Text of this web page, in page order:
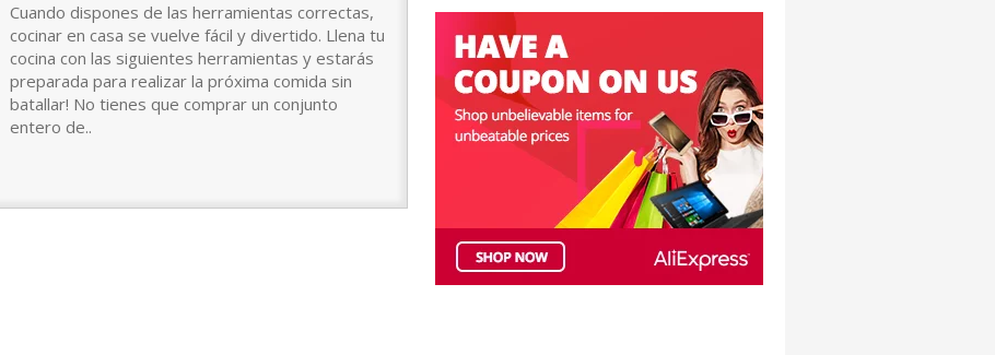
Cuando dispones de las herramientas correctas,
cocinar en casa se vuelve fácil y divertido. Llena tu
cocina con las siguientes herramientas y estarás
preparada para realizar la próxima comida sin
batallar! No tienes que comprar un conjunto
entero de..